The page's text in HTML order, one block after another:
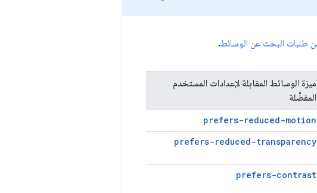
.
ميزة الوسائط المقابلة لإعدادات المستخدم
المفضَّلة
prefers-reduced-motion
prefers-reduced-transparency
prefers-contrast